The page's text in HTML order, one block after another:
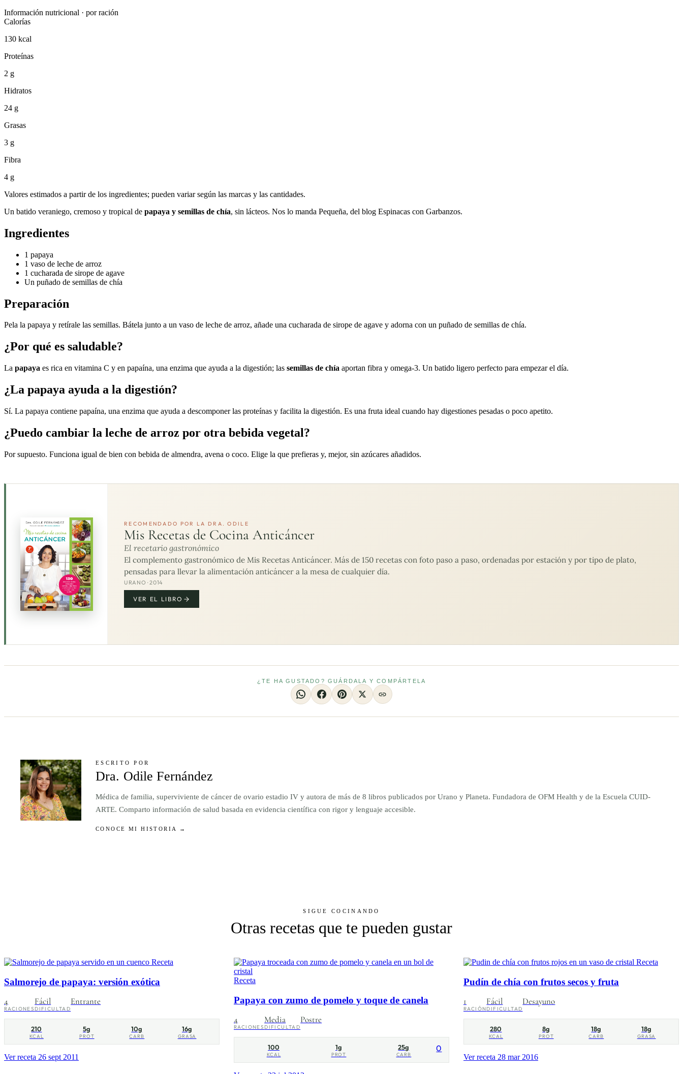
Información nutricional · por ración
Calorías
130 kcal
Proteínas
2 g
Hidratos
24 g
Grasas
3 g
Fibra
4 g
Valores estimados a partir de los ingredientes; pueden variar según las marcas y las cantidades.
Un batido veraniego, cremoso y tropical de papaya y semillas de chía, sin lácteos. Nos lo manda Pequeña, del blog Espinacas con Garbanzos.
Ingredientes
1 papaya
1 vaso de leche de arroz
1 cucharada de sirope de agave
Un puñado de semillas de chía
Preparación
Pela la papaya y retírale las semillas. Bátela junto a un vaso de leche de arroz, añade una cucharada de sirope de agave y adorna con un puñado de semillas de chía.
¿Por qué es saludable?
La papaya es rica en vitamina C y en papaína, una enzima que ayuda a la digestión; las semillas de chía aportan fibra y omega-3. Un batido ligero perfecto para empezar el día.
¿La papaya ayuda a la digestión?
Sí. La papaya contiene papaína, una enzima que ayuda a descomponer las proteínas y facilita la digestión. Es una fruta ideal cuando hay digestiones pesadas o poco apetito.
¿Puedo cambiar la leche de arroz por otra bebida vegetal?
Por supuesto. Funciona igual de bien con bebida de almendra, avena o coco. Elige la que prefieras y, mejor, sin azúcares añadidos.
RECOMENDADO POR LA DRA. ODILE
Mis Recetas de Cocina Anticáncer
El recetario gastronómico
El complemento gastronómico de Mis Recetas Anticáncer. Más de 150 recetas con foto paso a paso, ordenadas por estación y por tipo de plato,
pensadas para llevar la alimentación anticáncer a la mesa de cualquier día.
URANO · 2014
VER EL LIBRO
¿TE HA GUSTADO? GUÁRDALA Y COMPÁRTELA
ESCRITO POR
Dra. Odile Fernández
Médica de familia, superviviente de cáncer de ovario estadio IV y autora de más de 8 libros publicados por Urano y Planeta. Fundadora de OFM Health y de la Escuela CUID-
ARTE. Comparto información de salud basada en evidencia científica con rigor y lenguaje accesible.
CONOCE MI HISTORIA →
SIGUE COCINANDO
Otras recetas que te pueden gustar
Receta
Salmorejo de papaya: versión exótica
4
RACIONES
Fácil
DIFICULTAD
Entrante
210
KCAL
5g
PROT
10g
CARB
16g
GRASA
Ver receta 26 sept 2011
Receta
Papaya con zumo de pomelo y toque de canela
4
RACIONES
Media
DIFICULTAD
Postre
100
KCAL
1g
PROT
25g
CARB
0
Receta
Pudín de chía con frutos secos y fruta
1
RACIÓN
Fácil
DIFICULTAD
Desayuno
280
KCAL
8g
PROT
18g
CARB
18g
GRASA
Ver receta 28 mar 2016